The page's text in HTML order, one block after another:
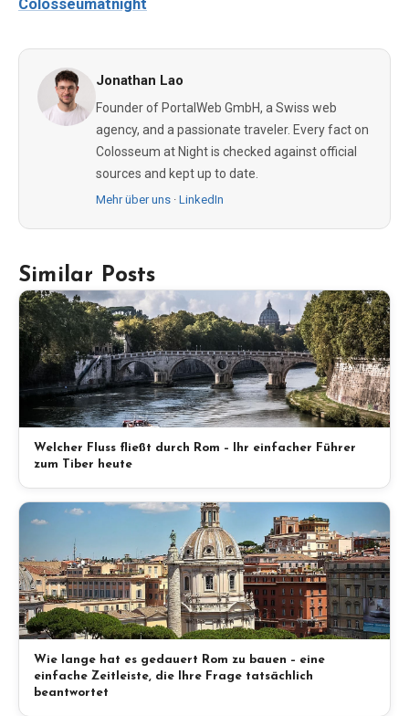
Colosseumatnight
Jonathan Lao
Founder of PortalWeb GmbH, a Swiss web
agency, and a passionate traveler. Every fact on
Colosseum at Night is checked against official
sources and kept up to date.
Mehr über uns · LinkedIn
Similar Posts
Welcher Fluss fließt durch Rom – Ihr einfacher Führer
zum Tiber heute
Wie lange hat es gedauert Rom zu bauen – eine
einfache Zeitleiste, die Ihre Frage tatsächlich
beantwortet